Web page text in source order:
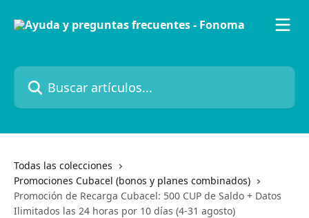
Buscar artículos...
Todas las colecciones
Promociones Cubacel (bonos y planes combinados)
Promoción de Recarga Cubacel: 500 CUP de Saldo + Datos
Ilimitados las 24 horas por 10 días (4-31 agosto)